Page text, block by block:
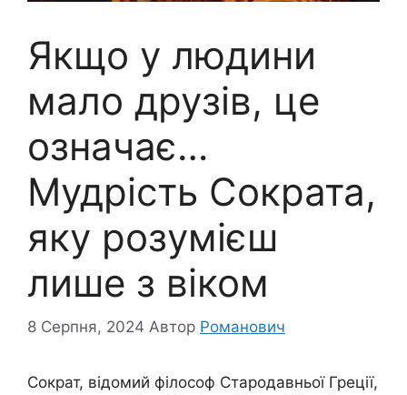
Якщо у людини
мало друзів, це
означає…
Мудрість Сократа,
яку розумієш
лише з віком
8 Серпня, 2024 Автор Романович
Сократ, відомий філософ Стародавньої Греції,